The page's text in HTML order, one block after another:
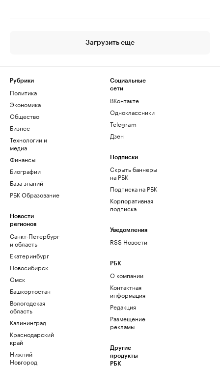
Загрузить еще
Рубрики
Политика
Экономика
Общество
Бизнес
Технологии и
медиа
Финансы
Биографии
База знаний
РБК Образование
Новости
регионов
Санкт-Петербург
и область
Екатеринбург
Новосибирск
Омск
Башкортостан
Вологодская
область
Калининград
Краснодарский
край
Нижний
Новгород
Социальные
сети
ВКонтакте
Одноклассники
Telegram
Дзен
Подписки
Скрыть баннеры
на РБК
Подписка на РБК
Корпоративная
подписка
Уведомления
RSS Новости
РБК
О компании
Контактная
информация
Редакция
Размещение
рекламы
Другие
продукты
РБК